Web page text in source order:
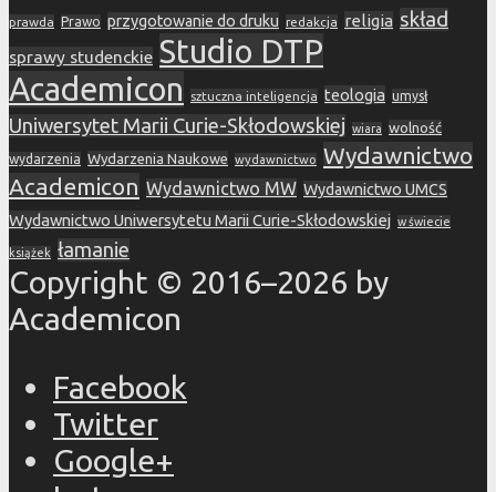
prawda Prawo przygotowanie do druku redakcja religia skład
sprawy studenckie Studio DTP
Academicon
sztuczna inteligencja teologia umysł
Uniwersytet Marii Curie-Skłodowskiej wiara wolność
wydarzenia Wydarzenia Naukowe wydawnictwo Wydawnictwo
Academicon Wydawnictwo MW Wydawnictwo UMCS
Wydawnictwo Uniwersytetu Marii Curie-Skłodowskiej w świecie
książek łamanie
Copyright © 2016–2026 by
Academicon
Facebook
Twitter
Google+